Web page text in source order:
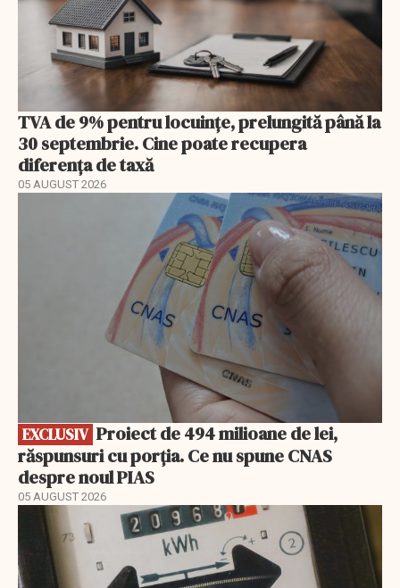
TVA de 9% pentru locuințe, prelungită până la
30 septembrie. Cine poate recupera
diferența de taxă
05 AUGUST 2026
EXCLUSIV
răspunsuri cu porția. Ce nu spune CNAS
despre noul PIAS
05 AUGUST 2026